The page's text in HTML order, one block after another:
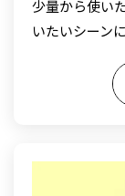
少量から使い
いたいシーン